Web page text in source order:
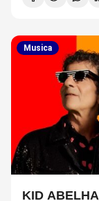
Musica
KID